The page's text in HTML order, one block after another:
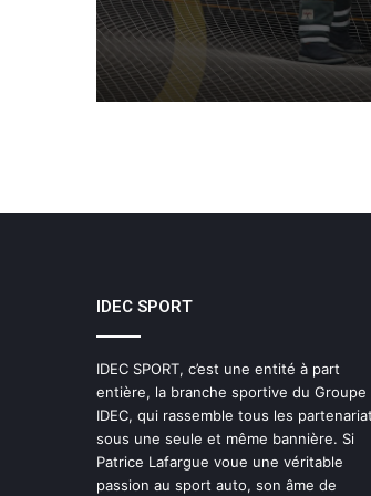
IDEC SPORT
IDEC SPORT, c’est une entité à part
entière, la branche sportive du Groupe
IDEC, qui rassemble tous les
sous une seule et même bannière. Si
Patrice Lafargue voue une véritable
passion au sport auto, son âme de